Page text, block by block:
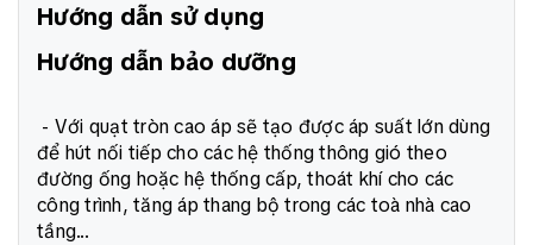
Hướng dẫn sử dụng
Hướng dẫn bảo dưỡng
- Với quạt tròn cao áp sẽ tạo được áp suất lớn dùng
để hút nối tiếp cho các hệ thống thông gió theo
đường ống hoặc hệ thống cấp, thoát khí cho các
công trình, tăng áp thang bộ trong các toà nhà cao
tầng...